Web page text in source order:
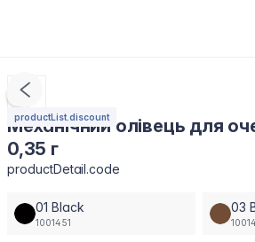
productList.discount
Механічний олівець для
0,35 г
productDetail.code
01 Black
1001451
03